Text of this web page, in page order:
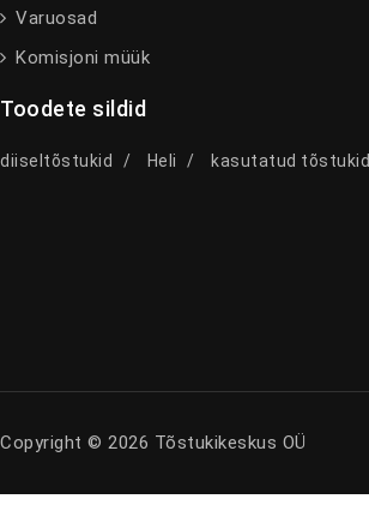
Varuosad
Komisjoni müük
Toodete sildid
diiseltõstukid Heli kasutatud tõstukid
Copyright © 2026 Tõstukikeskus OÜ